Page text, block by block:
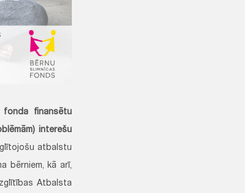
fonda finansētu
interešu
atbalstu
bērniem, kā arī,
Atbalsta